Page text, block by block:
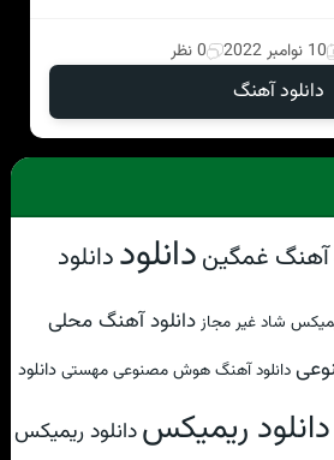
10 نوامبر 2022 0 نظر
دانلود آهنگ
آهنگ غمگیندانلوددانلود
شاد غیر مجازدانلود آهنگ محلی
دانلود آهنگ هوش مصنوعی مهستیدانلود
دانلود ریمیکسدانلود ریمیکس